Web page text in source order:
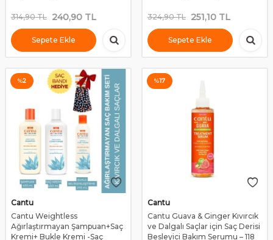
314,90TL 240,90 TL
Sepete Ekle
324,90TL 251,10 TL
Sepete Ekle
%2
Cantu
Cantu Weightless
Ağırlaştırmayan Şampuan+Saç
Kremi+ Bukle Kremi -Saç
%17
Cantu
Cantu Guava & Ginger Kıvırcık
ve Dalgalı Saçlar için Saç Derisi
Besleyici Bakım Serumu – 118